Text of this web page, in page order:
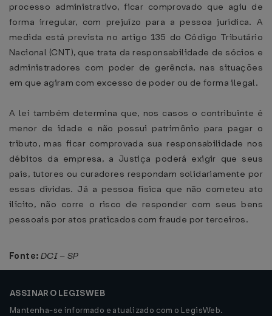
processo administrativo, ficar comprovado que agiu de
forma irregular, com prejuízo para a pessoa jurídica. A
medida está prevista no artigo 135 do Código Tributário
Nacional (CNT), que trata da responsabilidade de sócios e
administradores com poder de gerência, nas situações
em que agiram com excesso de poder ou de forma ilegal.
A lei também determina que, nos casos o contribuinte é
menor de idade e não possui patrimônio para pagar o
tributo, mas ficar comprovada sua responsabilidade nos
débitos da empresa, a Justiça poderá exigir que seus
pais, tutores ou curadores respondam solidariamente por
essas dívidas. Já a pessoa física que não cometeu ato
ilícito, não corre o risco de responder com seus bens
pessoais por atos praticados com fraude por terceiros.
Fonte: DCI – SP
ASSINAR O LEGISWEB
Mantenha-se informado e atualizado com o LegisWeb.